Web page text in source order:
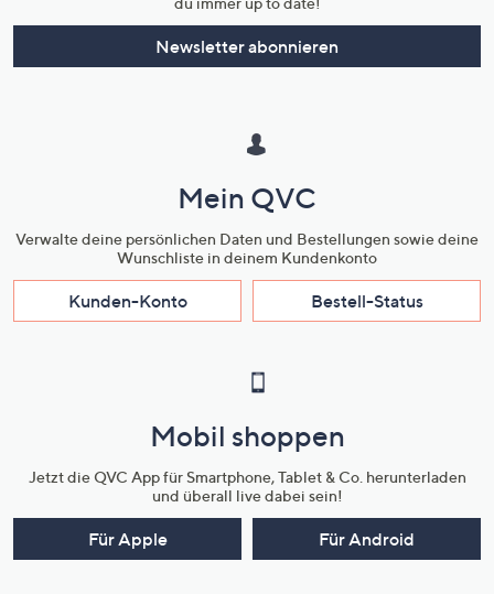
Newsletter abonnieren
Mein QVC
Verwalte deine persönlichen Daten und Bestellungen sowie deine
Wunschliste in deinem Kundenkonto
Kunden-Konto Bestell-Status
Mobil shoppen
Jetzt die QVC App für Smartphone, Tablet & Co. herunterladen
und überall live dabei sein!
Für Apple Für Android